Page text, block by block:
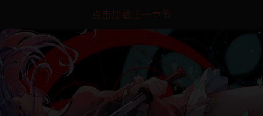
点击加载上一章节